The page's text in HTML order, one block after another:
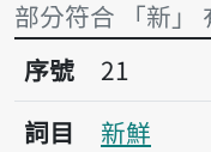
部分符合 「新」
序號21新鮮
序號
21
詞目
新鮮